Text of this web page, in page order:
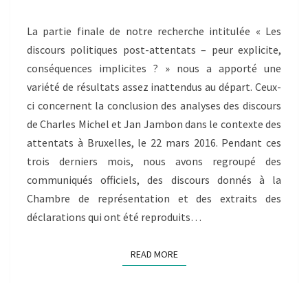
?
La partie finale de notre recherche intitulée « Les
discours politiques post-attentats – peur explicite,
conséquences implicites ? » nous a apporté une
variété de résultats assez inattendus au départ. Ceux-
ci concernent la conclusion des analyses des discours
de Charles Michel et Jan Jambon dans le contexte des
attentats à Bruxelles, le 22 mars 2016. Pendant ces
trois derniers mois, nous avons regroupé des
communiqués officiels, des discours donnés à la
Chambre de représentation et des extraits des
déclarations qui ont été reproduits…
READ MOREREAD MORE